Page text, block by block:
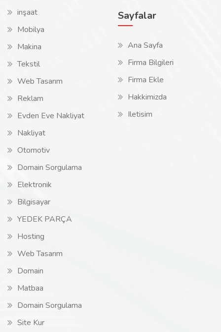
inşaat
Mobilya
Makina
Tekstil
Web Tasarım
Reklam
Evden Eve Nakliyat
Nakliyat
Otomotiv
Domain Sorgulama
Elektronik
Bilgisayar
YEDEK PARÇA
Hosting
Web Tasarım
Domain
Matbaa
Domain Sorgulama
Site Kur
Sayfalar
Ana Sayfa
Firma Bilgileri
Firma Ekle
Hakkimizda
Iletisim